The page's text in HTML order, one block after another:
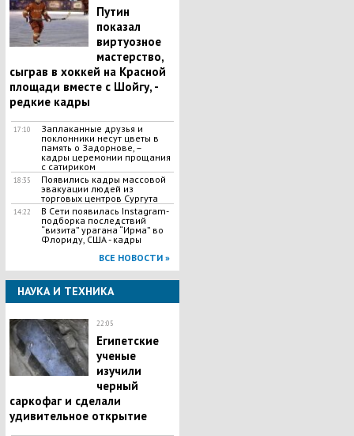
Путин
показал
виртуозное
мастерство,
сыграв в хоккей на Красной
площади вместе с Шойгу, -
редкие кадры
17:10
Заплаканные друзья и
поклонники несут цветы в
память о Задорнове, –
кадры церемонии прощания
с сатириком
18:35
Появились кадры массовой
эвакуации людей из
торговых центров Сургута
14:22
В Сети появилась Іnstagram-
подборка последствий
“визита” урагана “Ирма” во
Флориду, США - кадры
ВСЕ НОВОСТИ »
НАУКА И ТЕХНИКА
22:05
Египетские
ученые
изучили
черный
саркофаг и сделали
удивительное открытие